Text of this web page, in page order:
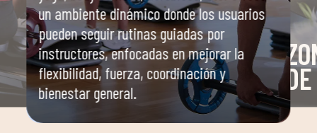
un ambiente dinámico donde los usuarios
pueden seguir rutinas guiadas por
instructores, enfocadas en mejorar la
flexibilidad, fuerza, coordinación y
bienestar general.
Área